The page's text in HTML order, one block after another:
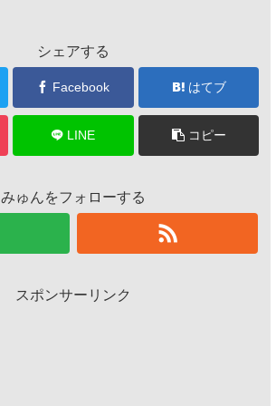
シェアする
Facebook はてブ
LINE コピー
みゅんをフォローする
スポンサーリンク